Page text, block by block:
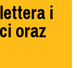
i
oraz